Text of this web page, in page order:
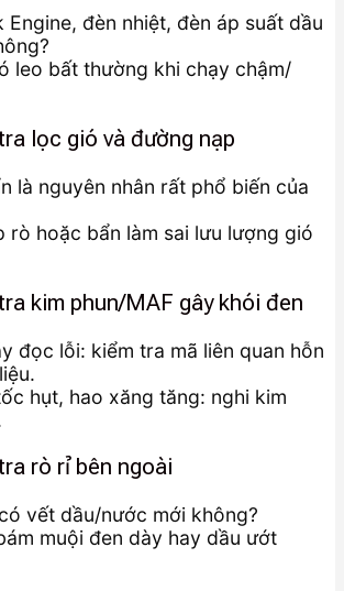
Engine, đèn nhiệt, đèn áp suất dầu
leo bất thường khi chạy chậm/
lọc gió và đường nạp
là nguyên nhân rất phổ biến của
rò hoặc bẩn làm sai lưu lượng gió
kim phun/MAF gây khói đen
đọc lỗi: kiểm tra mã liên quan hỗn
hụt, hao xăng tăng: nghi kim
rò rỉ bên ngoài
vết dầu/nước mới không?
muội đen dày hay dầu ướt